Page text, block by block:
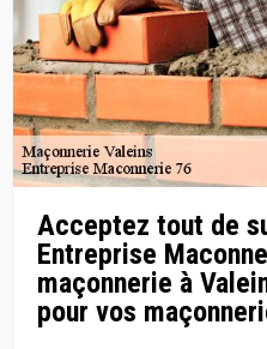
Acceptez tout de
Entreprise
maçonnerie à
pour vos